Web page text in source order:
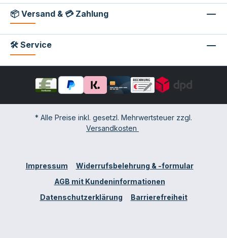
📦 Versand & 💳 Zahlung
🛠 Service
* Alle Preise inkl. gesetzl. Mehrwertsteuer zzgl.
Versandkosten
Impressum
Widerrufsbelehrung & -formular
AGB mit Kundeninformationen
Datenschutzerklärung
Barrierefreiheit